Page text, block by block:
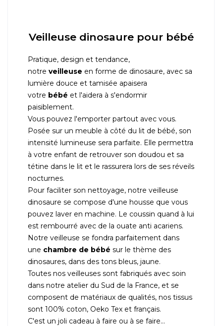
Veilleuse dinosaure pour bébé
Pratique, design et tendance,
notre veilleuse en forme de dinosaure, avec sa
lumière douce et tamisée apaisera
votre bébé et l'aidera à s'endormir
paisiblement.
Vous pouvez l'emporter partout avec vous.
Posée sur un meuble à côté du lit de bébé, son
intensité lumineuse sera parfaite. Elle permettra
à votre enfant de retrouver son doudou et sa
tétine dans le lit et le rassurera lors de ses réveils
nocturnes.
Pour faciliter son nettoyage, notre veilleuse
dinosaure se compose d'une housse que vous
pouvez laver en machine. Le coussin quand à lui
est rembourré avec de la ouate anti acariens.
Notre veilleuse se fondra parfaitement dans
une chambre de bébé sur le thème des
dinosaures, dans des tons bleus, jaune.
Toutes nos veilleuses sont fabriqués avec soin
dans notre atelier du Sud de la France, et se
composent de matériaux de qualités, nos tissus
sont 100% coton, Oeko Tex et français.
C'est un joli cadeau à faire ou à se faire…